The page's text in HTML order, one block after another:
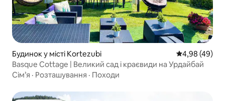
Будинок у місті Kortezubi Середня
4,98 (49)
Basque Cottage | Великий сад і краєвиди на Урдайбай
Сім’я · Розташування · Походи